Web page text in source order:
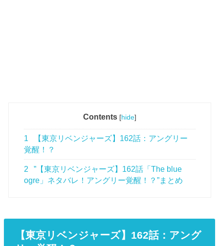
Contents [hide]
1
【東京リベンジャーズ】162話：アングリー
覚醒！？
2
”【東京リベンジャーズ】162話「The blue
ogre」ネタバレ！アングリー覚醒！？”まとめ
【東京リベンジャーズ】162話：アング